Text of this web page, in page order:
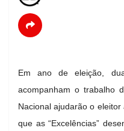
Em ano de eleição,
acompanham o trabalho
Nacional ajudarão o
que as “Excelências”